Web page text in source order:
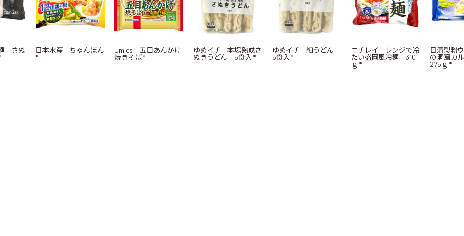
さぬ
日本水産 ちゃんぽん
*
Umios 五目あんかけ
焼きそば *
ゆめイチ 本場熟成さ
ぬきうどん 5食入 *
ゆめイチ 細うどん
5食入 *
ニチレイ レンジで冷
たい盛岡風冷麺 310
ｇ *
日清製粉
の洞窟カ
275ｇ *